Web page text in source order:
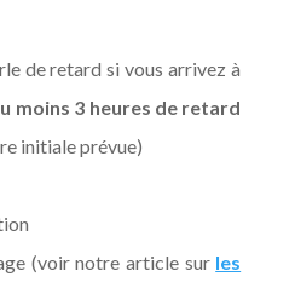
de retardsi vous arrivez à
moins 3 heures de retard
initiale prévue)
(voir notre article sur les